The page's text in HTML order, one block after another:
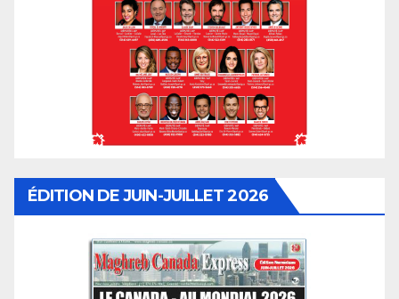
ÉDITION DE JUIN-JUILLET 2026